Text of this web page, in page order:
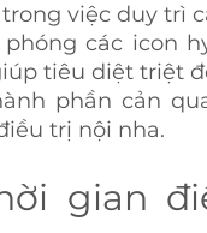
việc duy trì
các icon
tiêu diệt triệt
phần cản
trị nội nha.
gian